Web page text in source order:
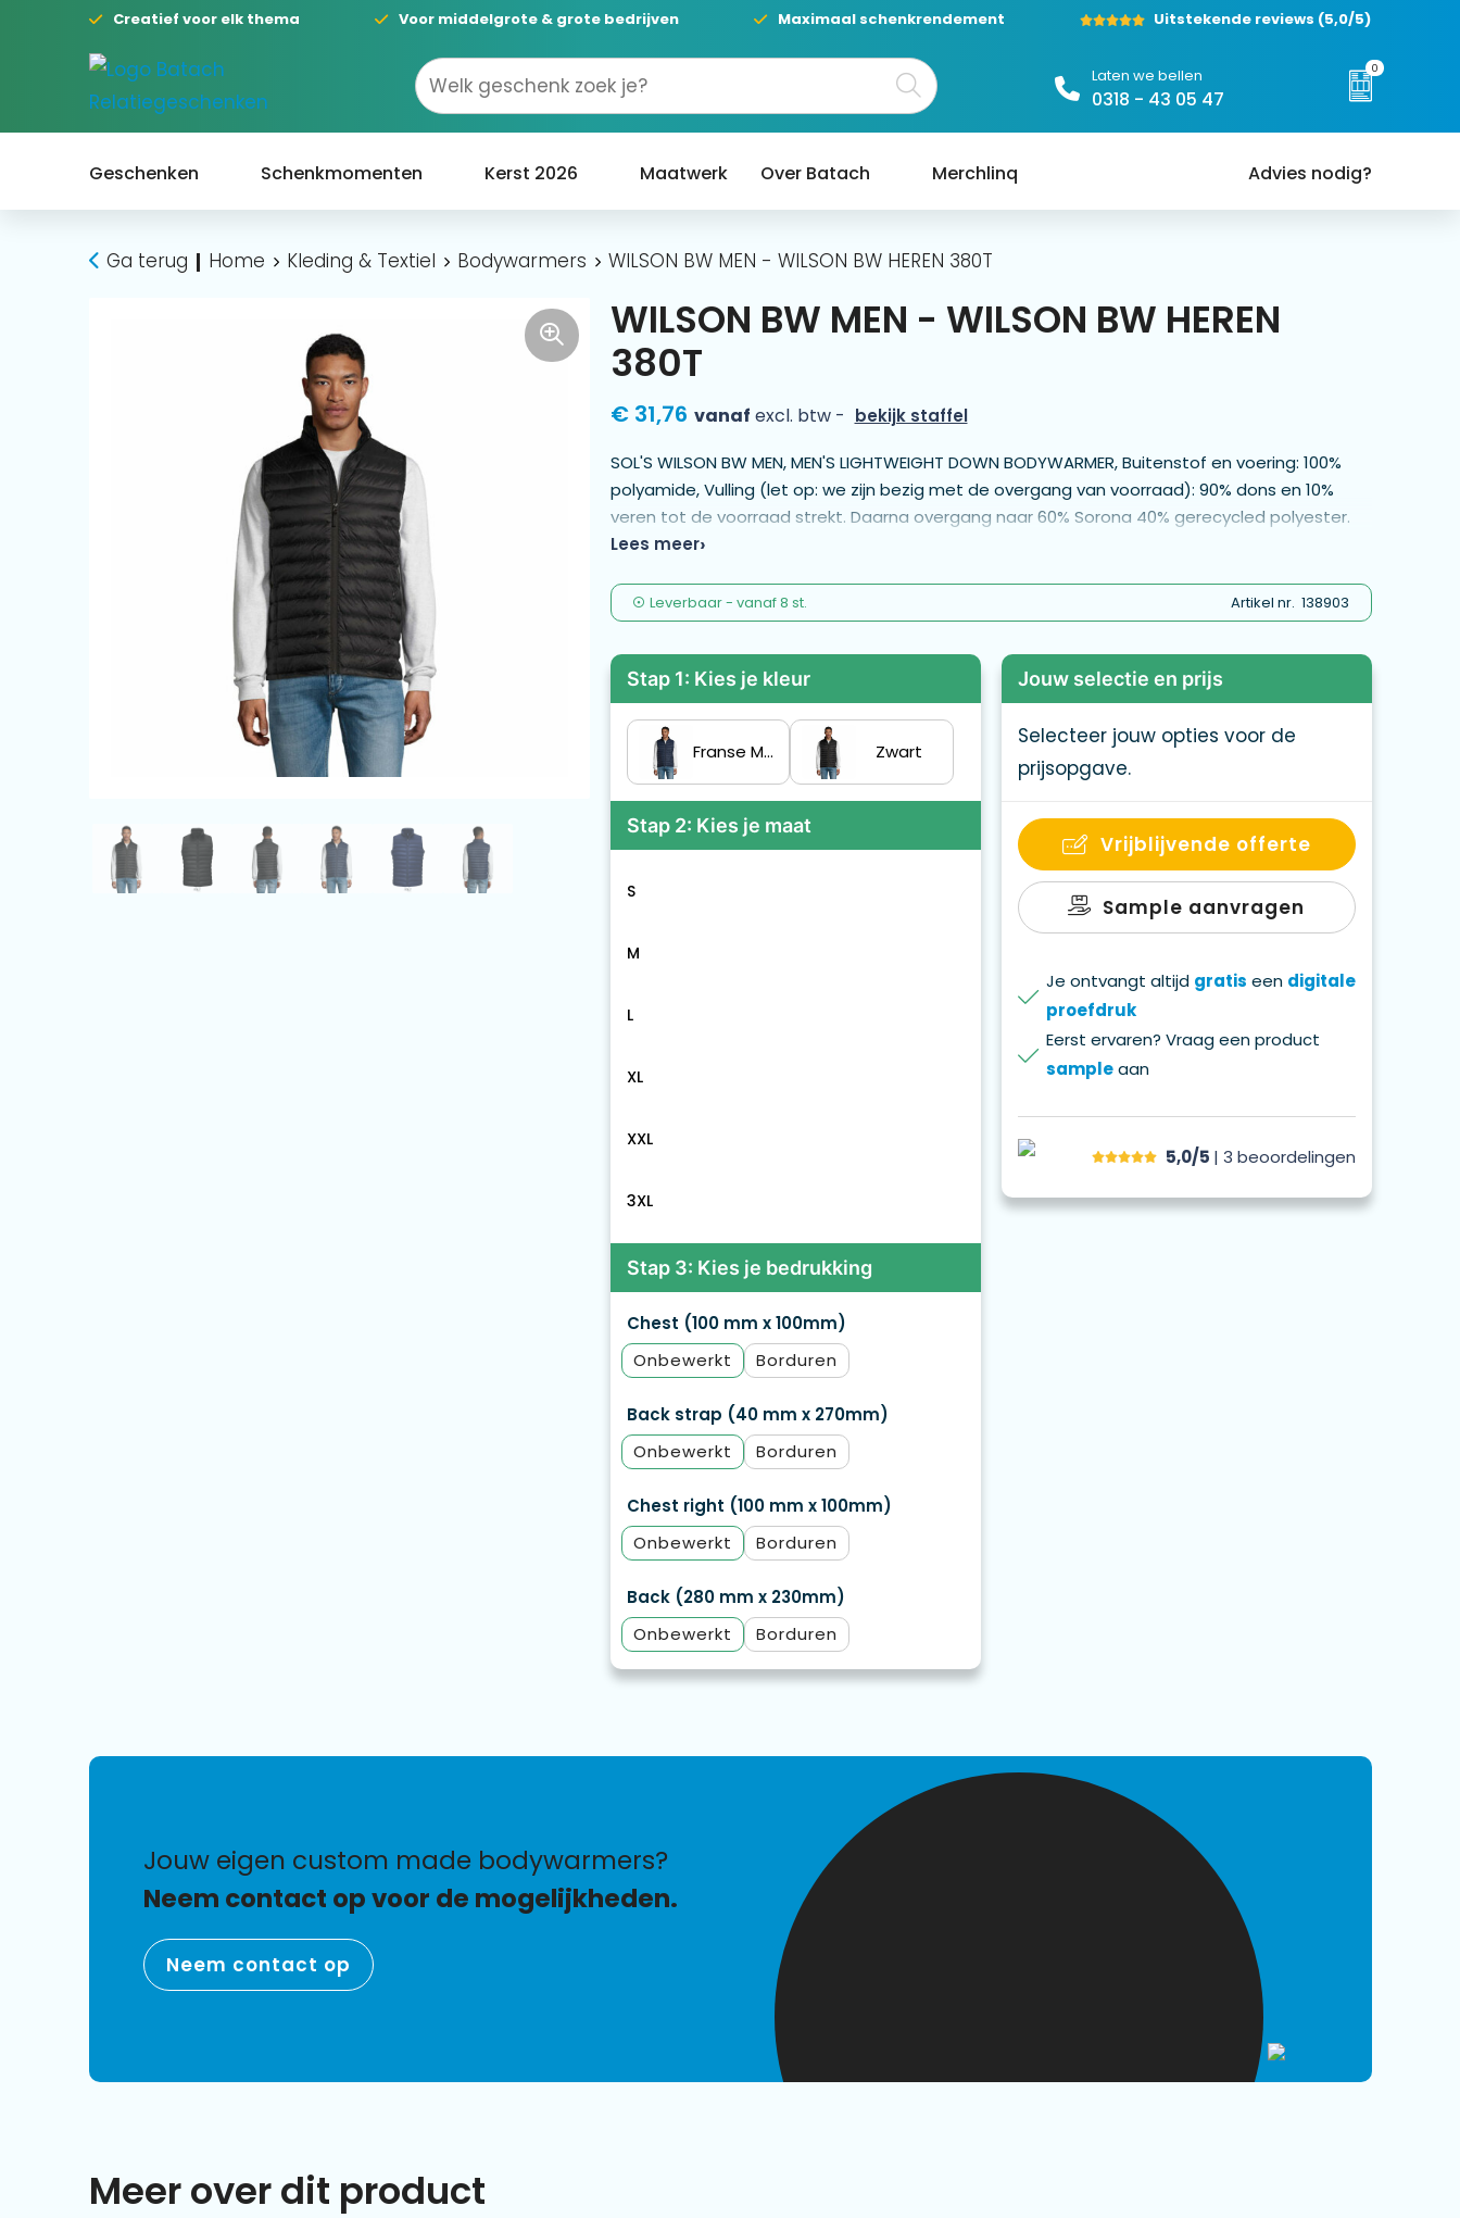
Creatief voor elk thema Voor middelgrote & grote bedrijven Maximaal schenkrendement Uitstekende reviews (5,0/5)
Laten we bellen
0318 - 43 05 47
0
Geschenken Schenkmomenten Kerst 2026 Maatwerk Over Batach Merchlinq Advies nodig?
Ga terug Home Kleding & Textiel Bodywarmers WILSON BW MEN - WILSON BW HEREN 380T
WILSON BW MEN - WILSON BW HEREN
380T
€ 31,76 vanaf excl. btw - bekijk staffel
SOL'S WILSON BW MEN, MEN'S LIGHTWEIGHT DOWN BODYWARMER, Buitenstof en voering: 100%
polyamide, Vulling (let op: we zijn bezig met de overgang van voorraad): 90% dons en 10%
veren tot de voorraad strekt. Daarna overgang naar 60% Sorona 40% gerecycled polyester.
POLYAMIDE 380T, Ritssluiting, 2 ritszakken voor, 2 binnenzakken, Kleine hoge kraag,
productdocumentatie voor de juiste maat.
Lees meer
Leverbaar- vanaf8 st. Artikel nr. 138903
Stap 1: Kies je kleur
Franse Marine Zwart
Stap 2: Kies je maat
S
M
L
XL
XXL
3XL
Stap 3: Kies je bedrukking
Chest (100 mm x 100mm)
Onbewerkt
Borduren
Back strap (40 mm x 270mm)
Onbewerkt
Borduren
Chest right (100 mm x 100mm)
Onbewerkt
Borduren
Back (280 mm x 230mm)
Onbewerkt
Borduren
Jouw selectie en prijs
Selecteer jouw opties voor de
prijsopgave.
Vrijblijvende offerte
Sample aanvragen
Je ontvangt altijd gratis een digitale
proefdruk
Eerst ervaren? Vraag een product
sampleaan
5,0/5 | 3 beoordelingen
jouw eigen custom made bodywarmers?
Neem contact op voor de mogelijkheden.
Neem contact op
Meer over dit product